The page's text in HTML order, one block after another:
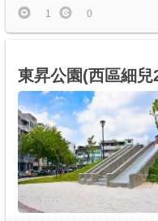
1 0
東昇公園(西區細兒